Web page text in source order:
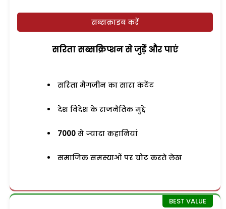
सब्सक्राइब करें
सरिता सब्सक्रिप्शन से जुड़ेें और पाएं
सरिता मैगजीन का सारा कंटेंट
देश विदेश के राजनैतिक मुद्दे
7000 से ज्यादा कहानियां
समाजिक समस्याओं पर चोट करते लेख